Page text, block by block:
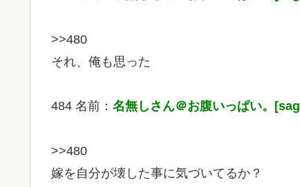
>>480
それ、俺も思った
484 名前： 名無しさん＠お腹いっぱい。
>>480
嫁を自分が壊した事に気づいてるか？